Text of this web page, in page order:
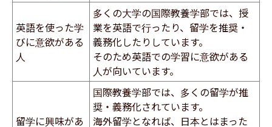
​英語を使った学
びに意欲がある
人
​多くの大学の国際教養学部では、授
業を英語で行ったり、留学を推奨・
義務化したりしています。
そのため英語での学習に意欲がある
人が向いています。
留学に興味があ
国際教養学部では、多くの留学が推
奨・義務化されています。
海外留学となれば、日本とはまった